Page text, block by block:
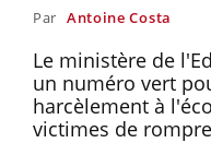
Par Antoine Costa
Le ministère de
un numéro vert
harcèlement à
victimes de